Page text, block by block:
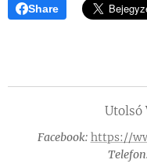
Share
Utolsó
Facebook: https://